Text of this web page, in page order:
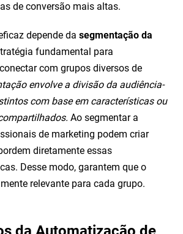
de conversão mais altas.
depende da segmentação da
fundamental para
com grupos diversos de
envolve a divisão da audiência-
com base em características ou
Ao segmentar a
de marketing podem criar
diretamente essas
Desse modo, garantem que o
relevante para cada grupo.